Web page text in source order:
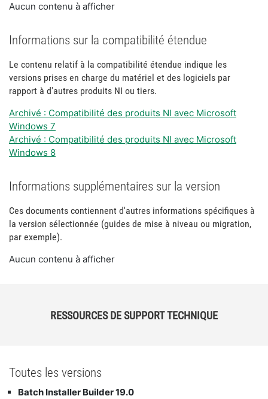
Aucun contenu à afficher
Informations sur la compatibilité étendue
Le contenu relatif à la compatibilité étendue indique les
versions prises en charge du matériel et des logiciels par
rapport à d'autres produits NI ou tiers.
Archivé : Compatibilité des produits NI avec Microsoft
Windows 7
Archivé : Compatibilité des produits NI avec Microsoft
Windows 8
Informations supplémentaires sur la version
Ces documents contiennent d'autres informations spécifiques à
la version sélectionnée (guides de mise à niveau ou migration,
par exemple).
Aucun contenu à afficher
RESSOURCES DE SUPPORT TECHNIQUE
Toutes les versions
Batch Installer Builder 19.0